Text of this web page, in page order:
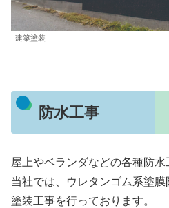
建築塗装
防水工事
屋上やベランダなどの各種防水
当社では、ウレタンゴム系塗
塗装工事を行っております。